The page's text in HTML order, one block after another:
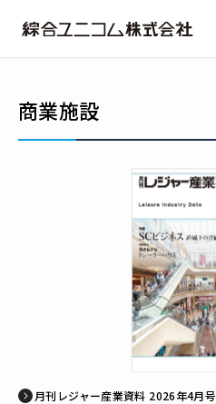
ニ
コ
商業施設
月刊レジャー産業資料 2026年4月号